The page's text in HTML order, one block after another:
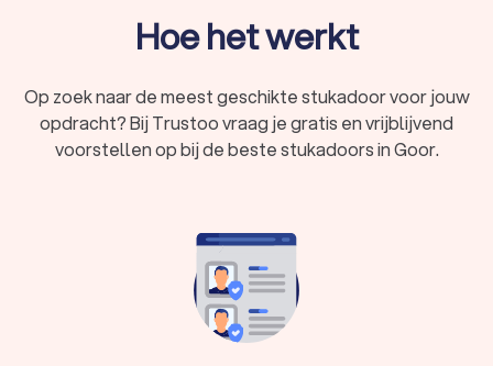
geeft aan hoe lang je het beste wacht met schilderen of
7. Afwerking
Na de droogtijd kun je aan de slag met je verfkwast of
Hoe het werkt
Op zoek naar de meest geschikte stukadoor voor jouw
opdracht? Bij Trustoo vraag je gratis en vrijblijvend
voorstellen op bij de beste stukadoors in Goor.